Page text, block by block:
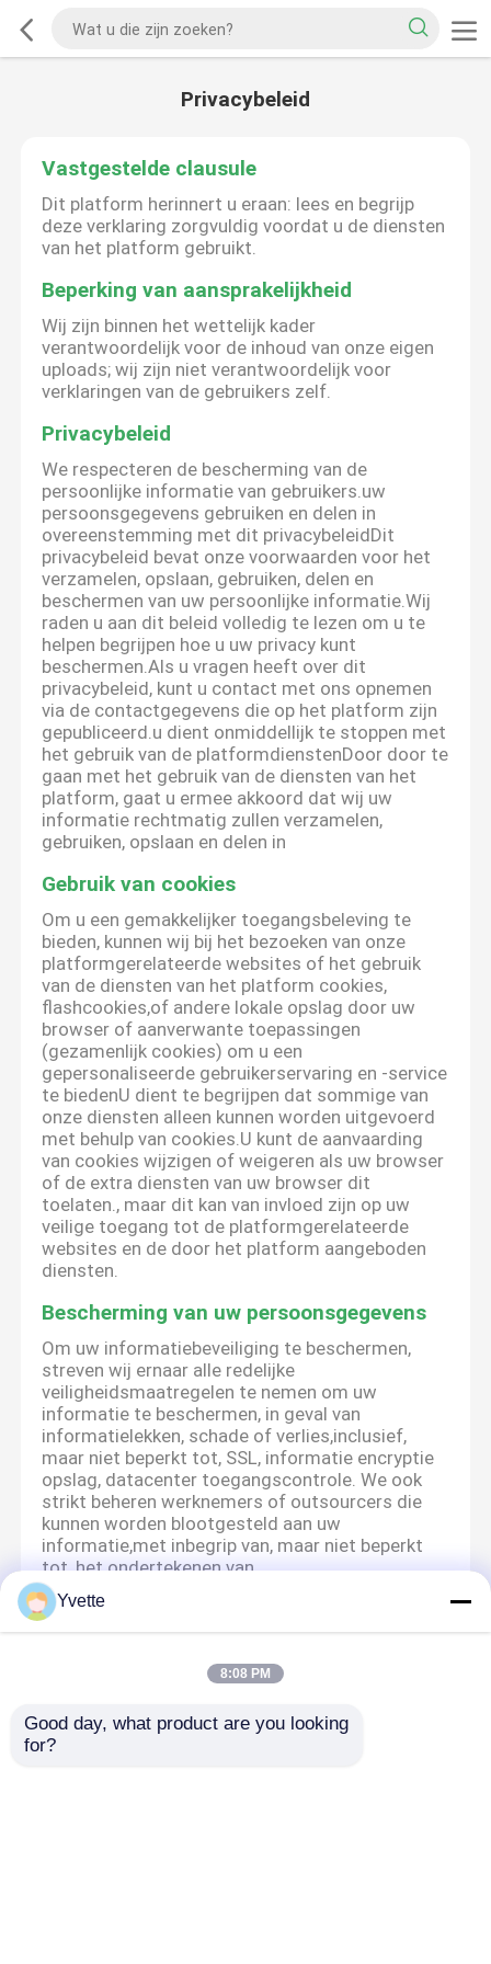
Privacybeleid
Vastgestelde clausule
Dit platform herinnert u eraan: lees en begrijp
deze verklaring zorgvuldig voordat u de diensten
van het platform gebruikt.
Beperking van aansprakelijkheid
Wij zijn binnen het wettelijk kader
verantwoordelijk voor de inhoud van onze eigen
uploads; wij zijn niet verantwoordelijk voor
verklaringen van de gebruikers zelf.
Privacybeleid
We respecteren de bescherming van de
persoonlijke informatie van gebruikers.uw
persoonsgegevens gebruiken en delen in
overeenstemming met dit privacybeleidDit
privacybeleid bevat onze voorwaarden voor het
verzamelen, opslaan, gebruiken, delen en
beschermen van uw persoonlijke informatie.Wij
raden u aan dit beleid volledig te lezen om u te
helpen begrijpen hoe u uw privacy kunt
beschermen.Als u vragen heeft over dit
privacybeleid, kunt u contact met ons opnemen
via de contactgegevens die op het platform zijn
gepubliceerd.u dient onmiddellijk te stoppen met
het gebruik van de platformdienstenDoor door te
gaan met het gebruik van de diensten van het
platform, gaat u ermee akkoord dat wij uw
informatie rechtmatig zullen verzamelen,
gebruiken, opslaan en delen in
Gebruik van cookies
Om u een gemakkelijker toegangsbeleving te
bieden, kunnen wij bij het bezoeken van onze
platformgerelateerde websites of het gebruik
van de diensten van het platform cookies,
flashcookies,of andere lokale opslag door uw
browser of aanverwante toepassingen
(gezamenlijk cookies) om u een
gepersonaliseerde gebruikerservaring en -service
te biedenU dient te begrijpen dat sommige van
onze diensten alleen kunnen worden uitgevoerd
met behulp van cookies.U kunt de aanvaarding
van cookies wijzigen of weigeren als uw browser
of de extra diensten van uw browser dit
toelaten., maar dit kan van invloed zijn op uw
veilige toegang tot de platformgerelateerde
websites en de door het platform aangeboden
diensten.
Bescherming van uw persoonsgegevens
Om uw informatiebeveiliging te beschermen,
streven wij ernaar alle redelijke
veiligheidsmaatregelen te nemen om uw
informatie te beschermen, in geval van
informatielekken, schade of verlies,inclusief,
maar niet beperkt tot, SSL, informatie encryptie
opslag, datacenter toegangscontrole. We ook
strikt beheren werknemers of outsourcers die
kunnen worden blootgesteld aan uw
informatie,met inbegrip van, maar niet beperkt
tot, het ondertekenen van
vertrouwelijkheidsovereenkomsten met hen,
waarbij de autoriteiten afhankelijk van hun
functie verschillende controles uitvoeren en hun
We hechten veel waarde aan de bescherming van
de persoonlijke informatie van minderjarigen.Wij
Yvette
8:08 PM
Good day, what product are you looking
for?